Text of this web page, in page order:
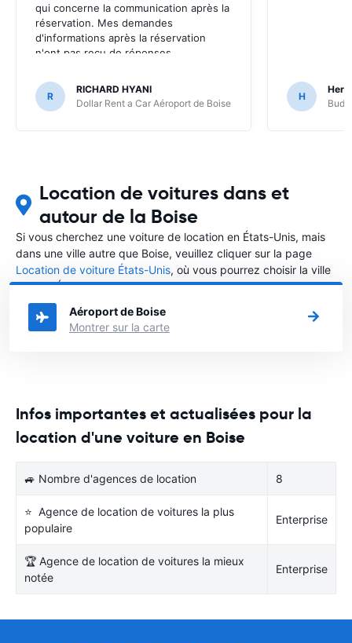
qui concerne la communication après la
réservation. Mes demandes
d'informations après la réservation
n'ont pas reçu de réponses.
R
RICHARD HYANI
Dollar Rent a Car Aéroport de Boise
H
Location de voitures dans et
autour de la Boise
Si vous cherchez une voiture de location en États-Unis, mais
dans une ville autre que Boise, veuillez cliquer sur la page
Location de voiture États-Unis, où vous pourrez choisir la ville
dans le États-Unis où vous souhaitez louer une voiture.
Aéroport de Boise
Montrer sur la carte
Infos importantes et actualisées pour la
location d'une voiture en Boise
🚙 Nombre d'agences de location 8
⭐ Agence de location de voitures la plus
populaire
Enterprise
🏆 Agence de location de voitures la mieux
notée
Enterprise